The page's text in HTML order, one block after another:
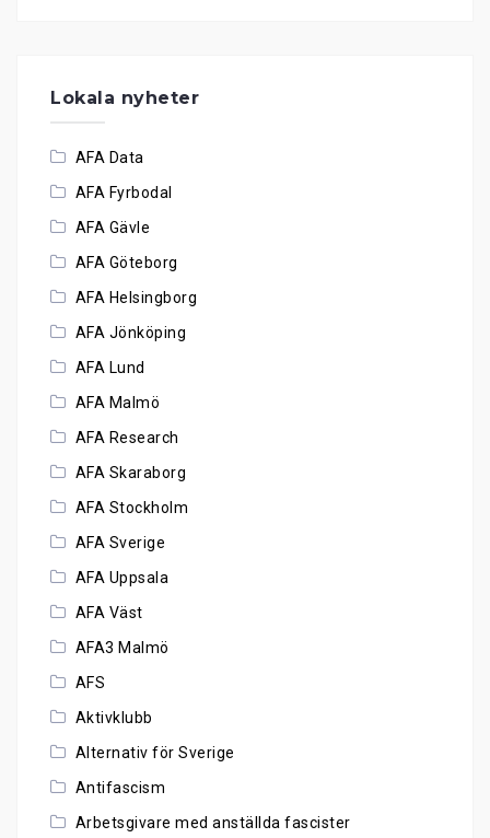
Lokala nyheter
AFA Data
AFA Fyrbodal
AFA Gävle
AFA Göteborg
AFA Helsingborg
AFA Jönköping
AFA Lund
AFA Malmö
AFA Research
AFA Skaraborg
AFA Stockholm
AFA Sverige
AFA Uppsala
AFA Väst
AFA3 Malmö
AFS
Aktivklubb
Alternativ för Sverige
Antifascism
Arbetsgivare med anställda fascister